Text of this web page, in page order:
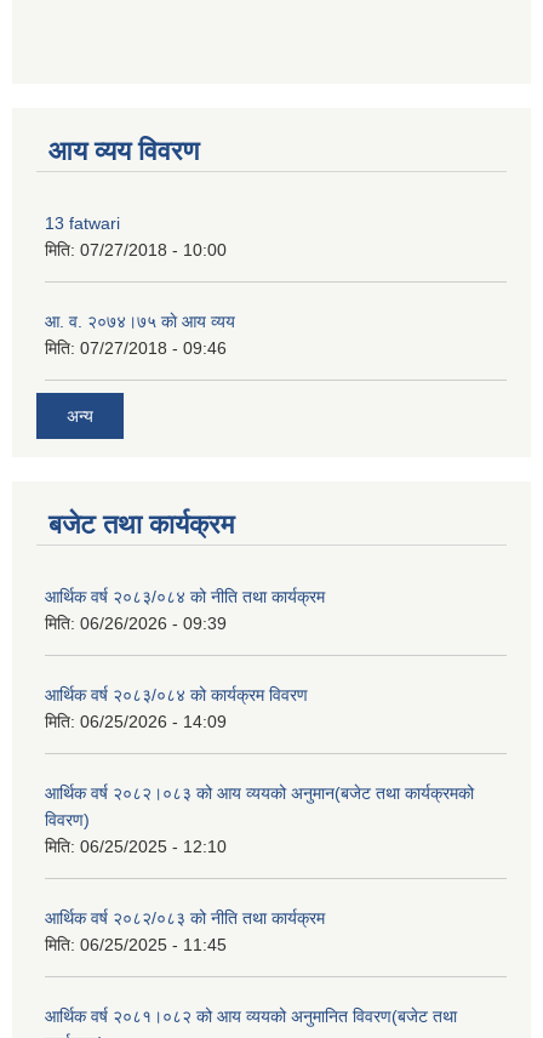
आय व्यय विवरण
13 fatwari
मिति: 07/27/2018 - 10:00
आ‍. व. २०७४।७५ काे आय व्यय
मिति: 07/27/2018 - 09:46
अन्य
बजेट तथा कार्यक्रम
आर्थिक वर्ष २०८३/०८४ को नीति तथा कार्यक्रम
मिति: 06/26/2026 - 09:39
आर्थिक वर्ष २०८३/०८४ को कार्यक्रम विवरण
मिति: 06/25/2026 - 14:09
आर्थिक वर्ष २०८२।०८३ को आय व्ययको अनुमान(बजेट तथा कार्यक्रमको
विवरण)
मिति: 06/25/2025 - 12:10
आर्थिक वर्ष २०८२/०८३ को नीति तथा कार्यक्रम
मिति: 06/25/2025 - 11:45
आर्थिक वर्ष २०८१।०८२ को आय व्ययको अनुमानित विवरण(बजेट तथा